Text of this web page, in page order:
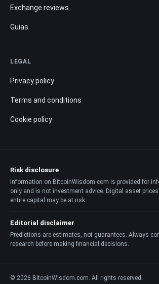
Exchange reviews
Guias
LEGAL
Privacy policy
Terms and conditions
Cookie policy
Risk disclosure
Information on BitcoinWisdom.com is provided for
only and is not investment advice. Digital asset
entire capital may be at risk.
Editorial disclaimer
Predictions are estimates, not guarantees. Always
research before making financial decisions.
© 2026 BitcoinWisdom.com. All rights reserved.